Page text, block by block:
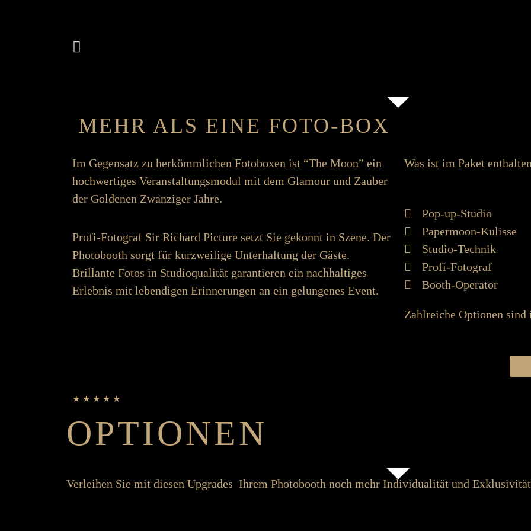
MEHR ALS EINE FOTO-BOX
Im Gegen­­satz zu her­­kömm­­lichen Foto­­boxen ist “The Moon” ein
hoch­­wertiges Ver­­an­stalt­ungs­­modul mit dem Glamour und Zauber
der Goldenen Zwanziger Jahre.
Profi-Fotograf Sir Richard Picture setzt Sie ge­konnt in Szene. Der
Photo­­booth sorgt für kurz­­weilige Unter­halt­ung der Gäste.
Brillante Fotos in Studio­­qualität garantieren ein nach­­halt­iges
Erlebnis mit lebend­igen Er­­inner­ungen an ein ge­­lungenes Event.
Was ist im Paket
Pop-up-Studio
Papermoon-Kulisse
Studio-Technik
Profi-Fotograf
Booth-Operator
Zahlreiche Optionen
★ ★ ★ ★ ★
OPTIONEN
Ver­leihen Sie mit diesen Up­grades Ihrem Photo­­booth noch mehr Individualität und